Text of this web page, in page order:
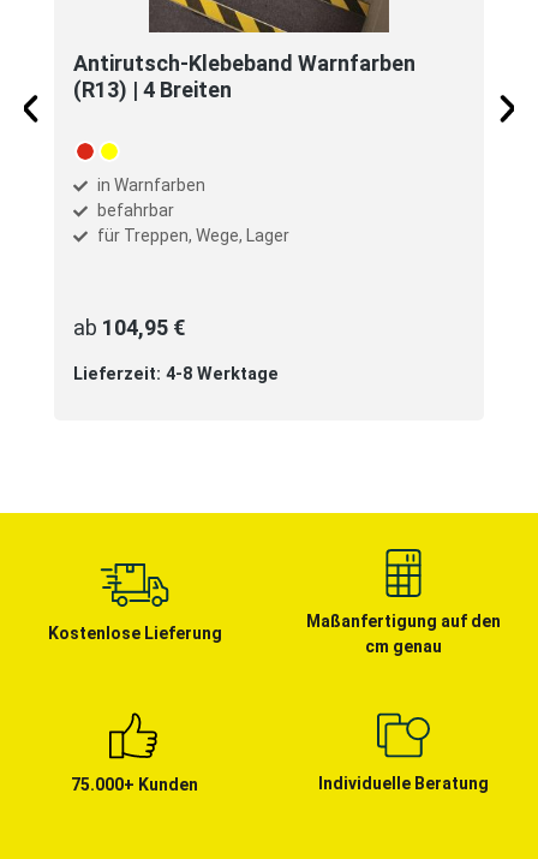
Antirutsch-Klebeband Warnfarben
(R13) | 4 Breiten
Farbe
rot-weiß
schwarz-gelb
in Warnfarben
befahrbar
für Treppen, Wege, Lager
ab 104,95 €
Lieferzeit: 4-8 Werktage
Kostenlose Lieferung
Maßanfertigung auf den
cm genau
75.000+ Kunden Individuelle Beratung